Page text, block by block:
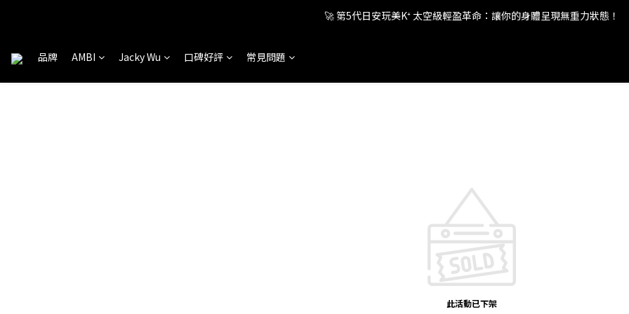
🚀 第5代日安玩美K⁺ 太空級輕盈革命：讓你的身體呈現無重力狀態！
🚀 第5代日安玩美K⁺ 太空級輕盈革命：讓你的身體呈現無重力狀態！
品牌 AMBI Jacky Wu 口碑好評 常見問題
此活動已下架